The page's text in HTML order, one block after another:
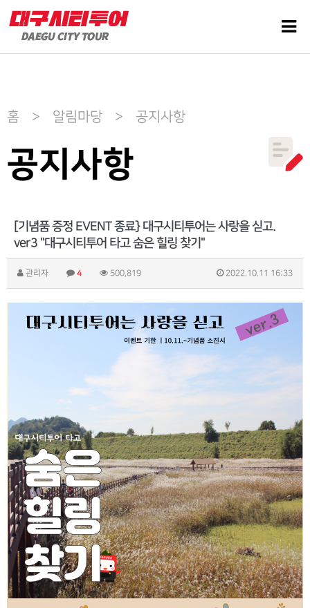
홈 > 알림마당 > 공지사항
공지사항
[기념품 증정 EVENT 종료} 대구시티투어는 사랑을 싣고.
ver3 "대구시티투어 타고 숨은 힐링 찾기"
관리자 4 500,819 2022.10.11 16:33